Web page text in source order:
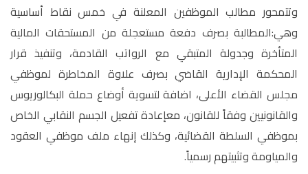
وتتمحور مطالب الموظفين المعلنة في خمس نقاط أساسية
وهي:المطالبة بصرف دفعة مستعجلة من المستحقات المالية
المتأخرة وجدولة المتبقي مع الرواتب القادمة، وتنفيذ قرار
المحكمة الإدارية القاضي بصرف علاوة المخاطرة لموظفي
مجلس القضاء الأعلى، اضافة لتسوية أوضاع حملة البكالوريوس
والقانونيين وفقاً للقانون، معإعادة تفعيل الجسم النقابي الخاص
بموظفي السلطة القضائية، وكذلك إنهاء ملف موظفي العقود
والمياومة وتثبيتهم رسمياً.